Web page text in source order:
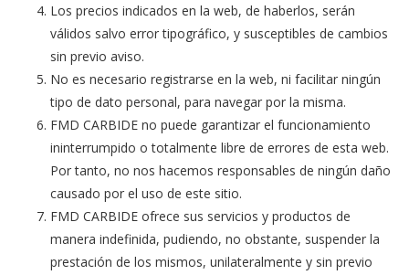
Los precios indicados en la web, de haberlos, serán
válidos salvo error tipográfico, y susceptibles de cambios
sin previo aviso.
No es necesario registrarse en la web, ni facilitar ningún
tipo de dato personal, para navegar por la misma.
FMD CARBIDE no puede garantizar el funcionamiento
ininterrumpido o totalmente libre de errores de esta web.
Por tanto, no nos hacemos responsables de ningún daño
causado por el uso de este sitio.
FMD CARBIDE ofrece sus servicios y productos de
manera indefinida, pudiendo, no obstante, suspender la
prestación de los mismos, unilateralmente y sin previo